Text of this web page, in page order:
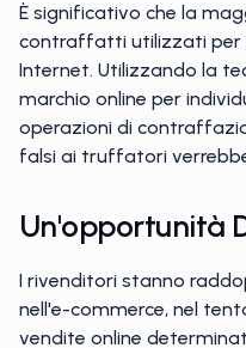
È significativo che la
contraffatti utilizzati per
Internet. Utilizzando la
marchio online per
operazioni di
falsi ai truffatori
Un'opportunità
I rivenditori stanno
nell'e-commerce, nel
vendite online